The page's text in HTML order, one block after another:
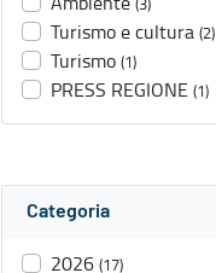
Turismo e cultura (2)
Turismo (1)
PRESS REGIONE (1)
Categoria
2026 (17)